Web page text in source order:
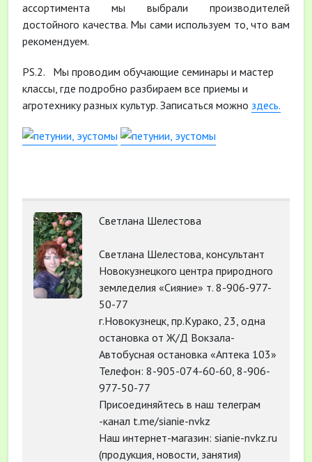
ассортимента мы выбрали производителей
достойного качества. Мы сами используем то, что вам
рекомендуем.
PS.2. Мы проводим обучающие семинары и мастер
классы, где подробно разбираем все приемы и
агротехнику разных культур. Записаться можно здесь.
Светлана Шелестова
Светлана Шелестова, консультант
Новокузнецкого центра природного
земледелия «Сияние» т. 8-906-977-
50-77
г.Новокузнецк, пр.Курако, 23, одна
остановка от Ж/Д Вокзала-
Автобусная остановка «Аптека 103»
Телефон: 8-905-074-60-60, 8-906-
977-50-77
Присоединяйтесь в наш телеграм
-канал t.me/sianie-nvkz
Наш интернет-магазин: sianie-nvkz.ru
(продукция, новости, занятия)